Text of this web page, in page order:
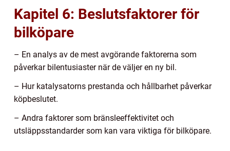
Kapitel 6: Beslutsfaktorer för
bilköpare
– En analys av de mest avgörande faktorerna som
påverkar bilentusiaster när de väljer en ny bil.
– Hur katalysatorns prestanda och hållbarhet påverkar
köpbeslutet.
– Andra faktorer som bränsleeffektivitet och
utsläppsstandarder som kan vara viktiga för bilköpare.